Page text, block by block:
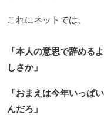
これにネットでは、
「本人の意思で辞める
しさか」
「おまえは今年いっぱ
んだろ」